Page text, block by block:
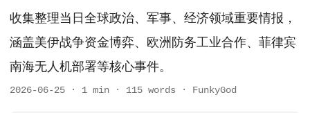
收集整理当日全球政治、军事、经济领域重要情报，
涵盖美伊战争资金博弈、欧洲防务工业合作、菲律宾
南海无人机部署等核心事件。
2026-06-25 · 1 min · 115 words · FunkyGod